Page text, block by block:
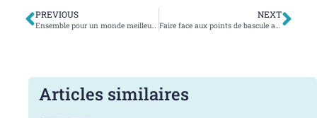
PREVIOUS
Ensemble pour un monde meilleur – Célébrons les familles et notre avenir commun
NEXT
Faire face aux points de bascule avec le premier pilier – « Donner aux gens les moyens d’agir : aligner les paroles et les actions »
Articles similaires